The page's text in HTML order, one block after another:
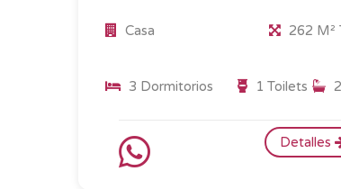
Casa 262 M²
3 Dormitorios 1 Toilets
Detalles